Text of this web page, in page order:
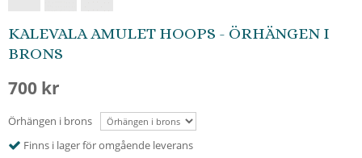
KALEVALA AMULET HOOPS - ÖRHÄNGEN I
BRONS
700 kr
Örhängen i brons
Finns i lager för omgående leverans